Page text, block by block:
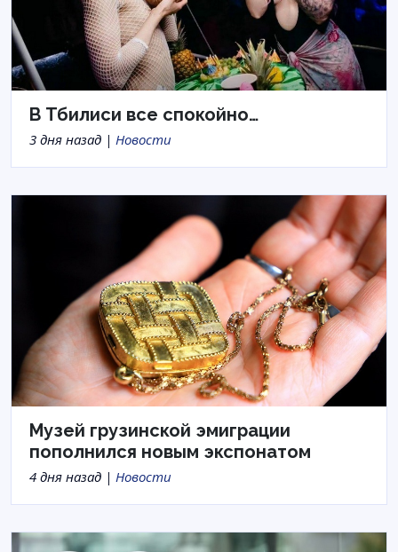
В Тбилиси все спокойно…
3 дня назад | Новости
Музей грузинской эмиграции
пополнился новым экспонатом
4 дня назад | Новости